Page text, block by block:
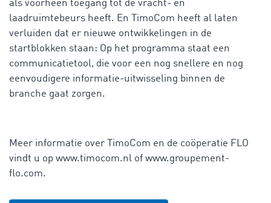
als voorheen toegang tot de vracht- en
laadruimtebeurs heeft. En TimoCom heeft al laten
verluiden dat er nieuwe ontwikkelingen in de
startblokken staan: Op het programma staat een
communicatietool, die voor een nog snellere en nog
eenvoudigere informatie-uitwisseling binnen de
branche gaat zorgen.
Meer informatie over TimoCom en de coöperatie FLO
vindt u op www.timocom.nl of www.groupement-
flo.com.